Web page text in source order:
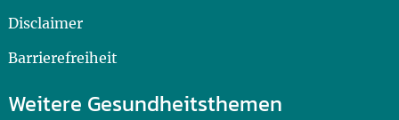
Disclaimer
Barrierefreiheit
Weitere Gesundheitsthemen